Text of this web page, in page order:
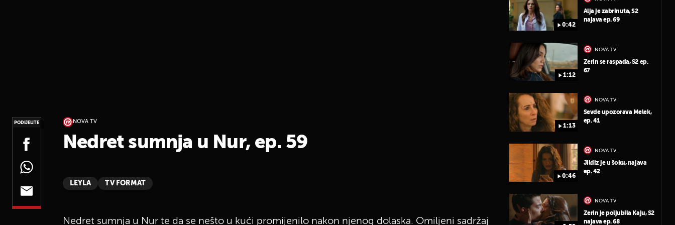
PODIJELITE NOVA TV
Nedret sumnja u Nur, ep. 59
LEYLA TV FORMAT
Nedret sumnja u Nur te da se nešto u kući promijenilo nakon njenog dolaska. Omiljeni sadržaj
0:42
Alja je zabrinuta, S2
najava ep. 69
1:12
NOVA TV
Zerin se raspada, S2 ep.
67
1:13
NOVA TV
Sevde upozorava Melek,
ep. 41
0:46
NOVA TV
Jildiz je u šoku, najava
ep. 42
NOVA TV
Zerin je poljubila Kaju, S2
najava ep. 68